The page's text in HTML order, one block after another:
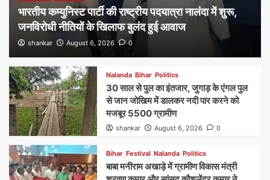
भारतीय कम्युनिस्ट पार्टी की राष्ट्रीय पदयात्रा नालंदा में शुरू,
जनविरोधी नीतियों के खिलाफ बुलंद हुई आवाज
shankar August 6, 2026 0
Nalanda Bihar Politics
30 साल से पुल का इंतजार, जुगाड़ के एंगल पुल
से जान जोखिम में डालकर नदी पार करने को
मजबूर 5500 ग्रामीण
shankar August 6, 2026 0
Bihar Festival Nalanda Politics
बाबा मनीराम अखाड़े में ग्रामीण विकास मंत्री